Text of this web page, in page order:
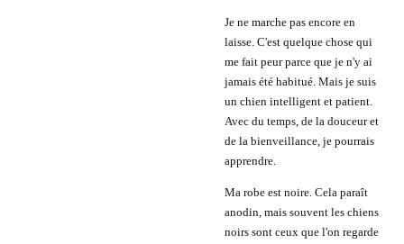
Je ne marche pas encore en
laisse. C'est quelque chose qui
me fait peur parce que je n'y ai
jamais été habitué. Mais je suis
un chien intelligent et patient.
Avec du temps, de la douceur et
de la bienveillance, je pourrais
apprendre.
Ma robe est noire. Cela paraît
anodin, mais souvent les chiens
noirs sont ceux que l'on regarde